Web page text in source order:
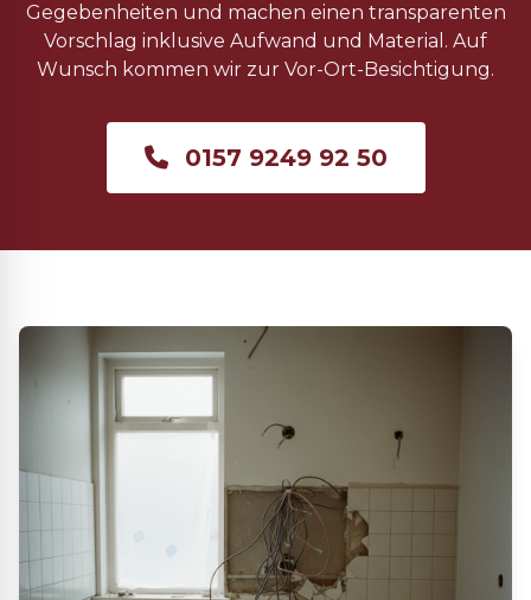
Gegebenheiten und machen einen transparenten
Vorschlag inklusive Aufwand und Material. Auf
Wunsch kommen wir zur Vor-Ort-Besichtigung.
0157 9249 92 50